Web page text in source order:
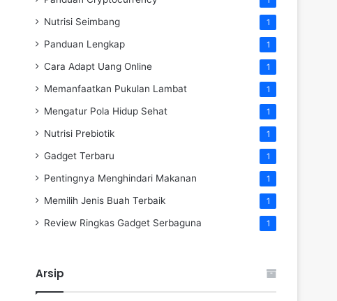
Nutrisi Seimbang 1
Panduan Lengkap 1
Cara Adapt Uang Online 1
Memanfaatkan Pukulan Lambat 1
Mengatur Pola Hidup Sehat 1
Nutrisi Prebiotik 1
Gadget Terbaru 1
Pentingnya Menghindari Makanan 1
Memilih Jenis Buah Terbaik 1
Review Ringkas Gadget Serbaguna 1
Arsip